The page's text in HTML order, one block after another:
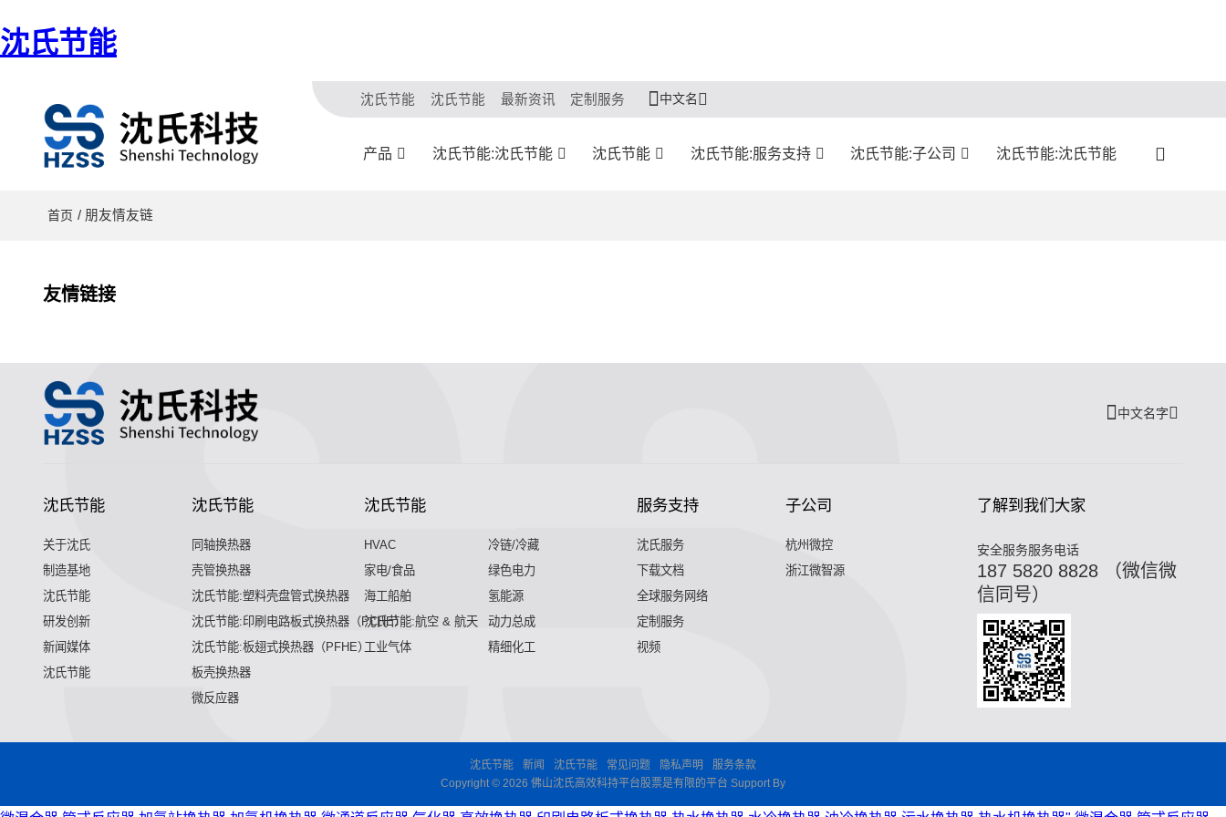
沈氏节能
沈氏节能 沈氏节能 最新资讯 定制服务 中文名
产品 沈氏节能:沈氏节能 沈氏节能 沈氏节能:服务支持 沈氏节能:子公司 沈氏节能:沈氏节能
首页 / 朋友情友链
友情链接
中文名字
沈氏节能
关于沈氏
制造基地
沈氏节能
研发创新
新闻媒体
沈氏节能
沈氏节能
同轴换热器
壳管换热器
沈氏节能:塑料壳盘管式换热器
沈氏节能:印刷电路板式换热器（PCHE）
沈氏节能:板翅式换热器（PFHE）
板壳换热器
微反应器
沈氏节能
HVAC
冷链/冷藏
家电/食品
绿色电力
海工船舶
氢能源
沈氏节能:航空 & 航天
动力总成
工业气体
精细化工
服务支持
沈氏服务
下载文档
全球服务网络
定制服务
视频
子公司
杭州微控
浙江微智源
了解到我们大家
安全服务服务电话
187 5820 8828 （微信微
信同号）
沈氏节能 新闻 沈氏节能 常见问题 隐私声明
服务条款
Copyright © 2026 佛山沈氏高效科持平台股票是有限的平台 Support By